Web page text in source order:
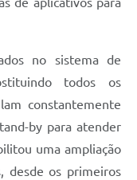
no sistema de
todos os
constantemente
by para atender
uma ampliação
desde os primeiros